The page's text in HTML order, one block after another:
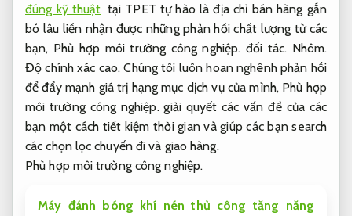
đúng kỹ thuật tại TPET tự hào là địa chỉ bán hàng gắn
bó lâu liền nhận được những phản hồi chất lượng từ các
bạn, Phù hợp môi trường công nghiệp. đối tác. Nhôm.
Độ chính xác cao. Chúng tôi luôn hoan nghênh phản hồi
để đẩy mạnh giá trị hạng mục dịch vụ của mình, Phù hợp
môi trường công nghiệp. giải quyết các vấn đề của các
bạn một cách tiết kiệm thời gian và giúp các bạn search
các chọn lọc chuyến đi và giao hàng.
Phù hợp môi trường công nghiệp.
Máy đánh bóng khí nén thủ công tăng năng